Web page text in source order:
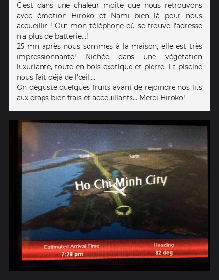
C'est dans une chaleur moîte que nous retrouvons
avec émotion Hiroko et Nami bien là pour nous
accueillir ! Ouf mon téléphone où se trouve l'adresse
n'a plus de batterie...!
25 mn après nous sommes à la maison, elle est très
impressionnante! Nichée dans une végétation
luxuriante, toute en bois exotique et pierre. La piscine
nous fait déjà de l'œil....
On déguste quelques fruits avant de rejoindre nos lits
aux draps bien frais et acceuillants... Merci Hiroko!